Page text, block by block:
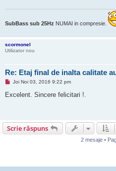
SubBass sub 25Hz NUMAI in compresie.
scormonel
Utilizator nou
Re: Etaj final de inalta calitate
M
s
c
i
t
Joi Noi 03, 2016 9:22 pm
Excelent. Sincere felicitari !.
Scrie răspuns
2 mesaje •